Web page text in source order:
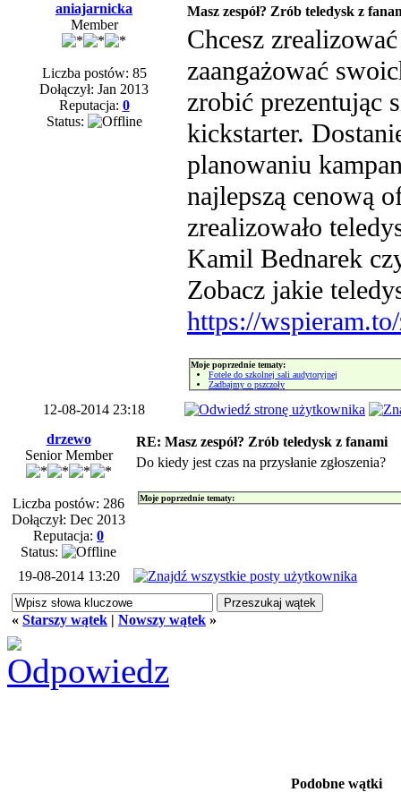
aniajarnicka
Member
Liczba postów: 85
Dołączył: Jan 2013
Reputacja: 0
Status:
Masz zespół? Zrób teledysk z
Chcesz
zaangażować
zrobić prezentując
kickstarter.
planowaniu
najlepszą cenową
zrealizowało
Kamil Bednarek
Zobacz jakie
https://
Moje poprzednie tematy:
Fotele do szkolnej sali audytoryjnej
Zadbajmy o pszczoły
12-08-2014 23:18
drzewo
Senior Member
Liczba postów: 286
Dołączył: Dec 2013
Reputacja: 0
Status:
RE: Masz zespół? Zrób teledysk z fanami
Do kiedy jest czas na przysłanie zgłoszenia?
Moje poprzednie tematy:
19-08-2014 13:20
« Starszy wątek | Nowszy wątek »
Podobne wątki